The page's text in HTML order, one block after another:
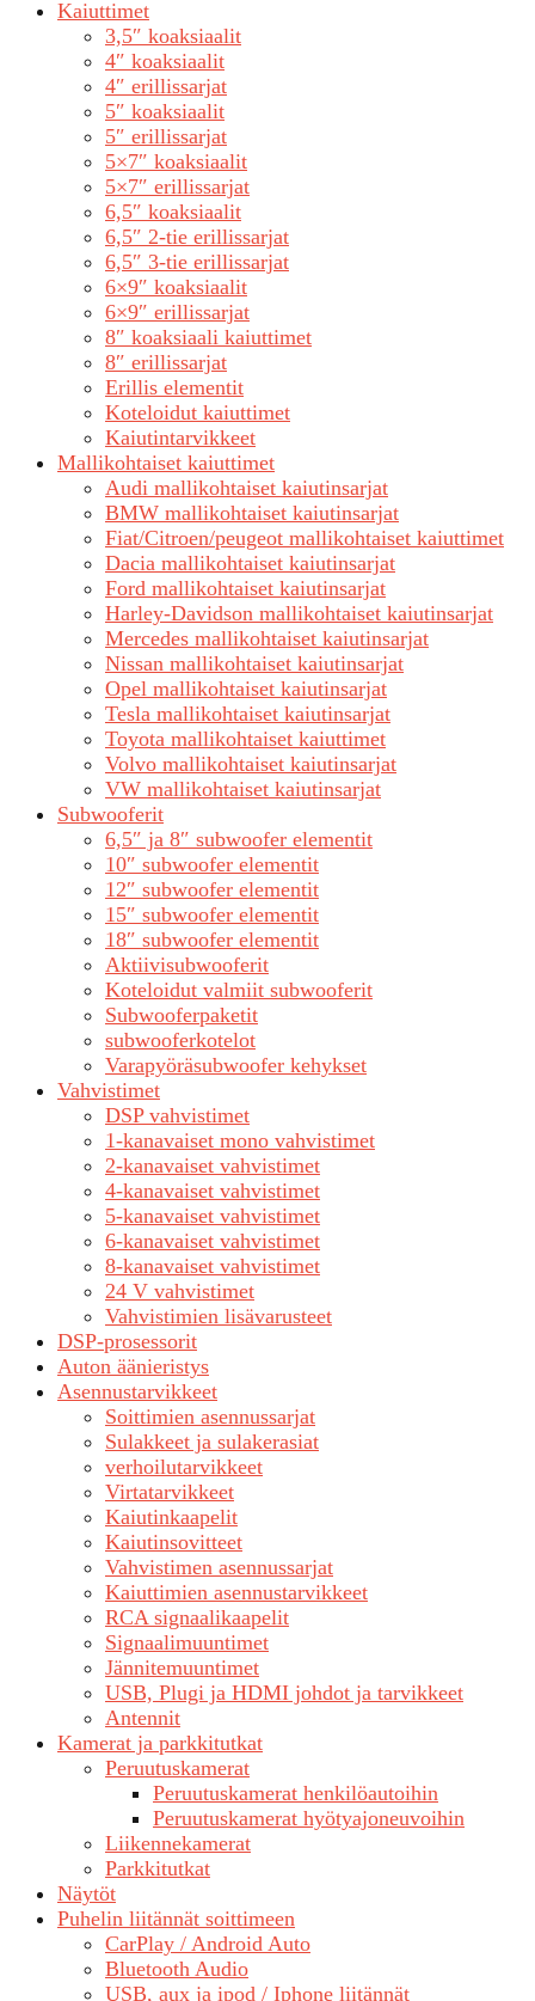
Kaiuttimet
3,5″ koaksiaalit
4″ koaksiaalit
4″ erillissarjat
5″ koaksiaalit
5″ erillissarjat
5×7″ koaksiaalit
5×7″ erillissarjat
6,5″ koaksiaalit
6,5″ 2-tie erillissarjat
6,5″ 3-tie erillissarjat
6×9″ koaksiaalit
6×9″ erillissarjat
8″ koaksiaali kaiuttimet
8″ erillissarjat
Erillis elementit
Koteloidut kaiuttimet
Kaiutintarvikkeet
Mallikohtaiset kaiuttimet
Audi mallikohtaiset kaiutinsarjat
BMW mallikohtaiset kaiutinsarjat
Fiat/Citroen/peugeot mallikohtaiset kaiuttimet
Dacia mallikohtaiset kaiutinsarjat
Ford mallikohtaiset kaiutinsarjat
Harley-Davidson mallikohtaiset kaiutinsarjat
Mercedes mallikohtaiset kaiutinsarjat
Nissan mallikohtaiset kaiutinsarjat
Opel mallikohtaiset kaiutinsarjat
Tesla mallikohtaiset kaiutinsarjat
Toyota mallikohtaiset kaiuttimet
Volvo mallikohtaiset kaiutinsarjat
VW mallikohtaiset kaiutinsarjat
Subwooferit
6,5″ ja 8″ subwoofer elementit
10″ subwoofer elementit
12″ subwoofer elementit
15″ subwoofer elementit
18″ subwoofer elementit
Aktiivisubwooferit
Koteloidut valmiit subwooferit
Subwooferpaketit
subwooferkotelot
Varapyöräsubwoofer kehykset
Vahvistimet
DSP vahvistimet
1-kanavaiset mono vahvistimet
2-kanavaiset vahvistimet
4-kanavaiset vahvistimet
5-kanavaiset vahvistimet
6-kanavaiset vahvistimet
8-kanavaiset vahvistimet
24 V vahvistimet
Vahvistimien lisävarusteet
DSP-prosessorit
Auton äänieristys
Asennustarvikkeet
Soittimien asennussarjat
Sulakkeet ja sulakerasiat
verhoilutarvikkeet
Virtatarvikkeet
Kaiutinkaapelit
Kaiutinsovitteet
Vahvistimen asennussarjat
Kaiuttimien asennustarvikkeet
RCA signaalikaapelit
Signaalimuuntimet
Jännitemuuntimet
USB, Plugi ja HDMI johdot ja tarvikkeet
Antennit
Kamerat ja parkkitutkat
Peruutuskamerat
Peruutuskamerat henkilöautoihin
Peruutuskamerat hyötyajoneuvoihin
Liikennekamerat
Parkkitutkat
Näytöt
Puhelin liitännät soittimeen
CarPlay / Android Auto
Bluetooth Audio
USB, aux ja ipod / Iphone liitännät